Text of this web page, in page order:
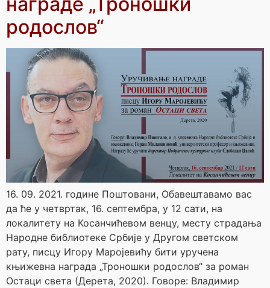
родослов“
16. 09. 2021. године Поштовани, Обавештавамо вас
да ће у четвртак, 16. септембра, у 12 сати, на
локалитету на Косанчићевом венцу, месту страдања
Народне библиотеке Србије у Другом светском
рату, писцу Игору Маројевићу бити уручена
књижевна награда „Троношки родослов“ за роман
Остаци света (Дерета, 2020). Говоре: Владимир